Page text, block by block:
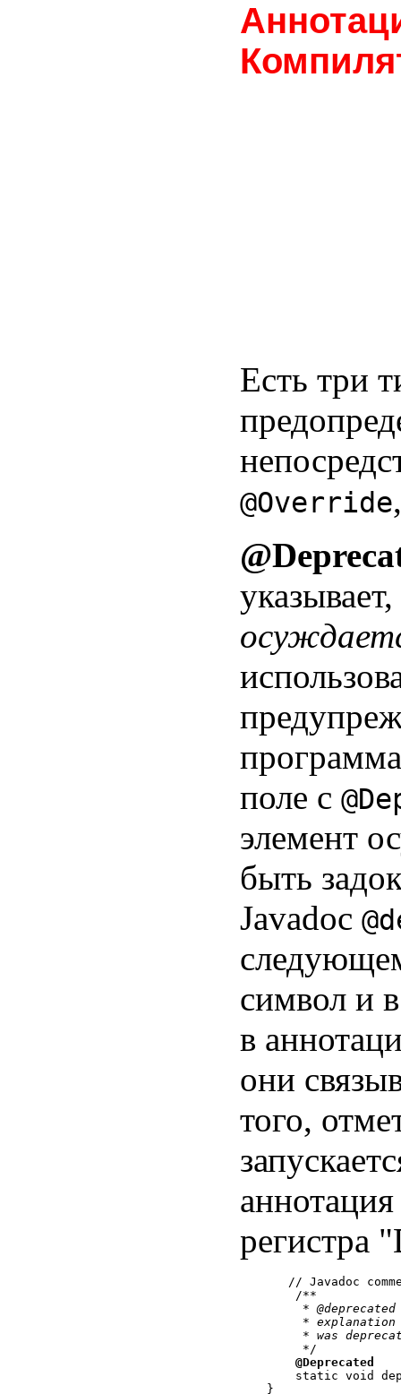
Есть три
@Override
поле с
элемент
быть
Javadoc
символ и
в
они
того,
аннотация
регистра
// Javadoc
    /**
     *
@deprecated
     *
     *
was
     */
@Deprecated
static void